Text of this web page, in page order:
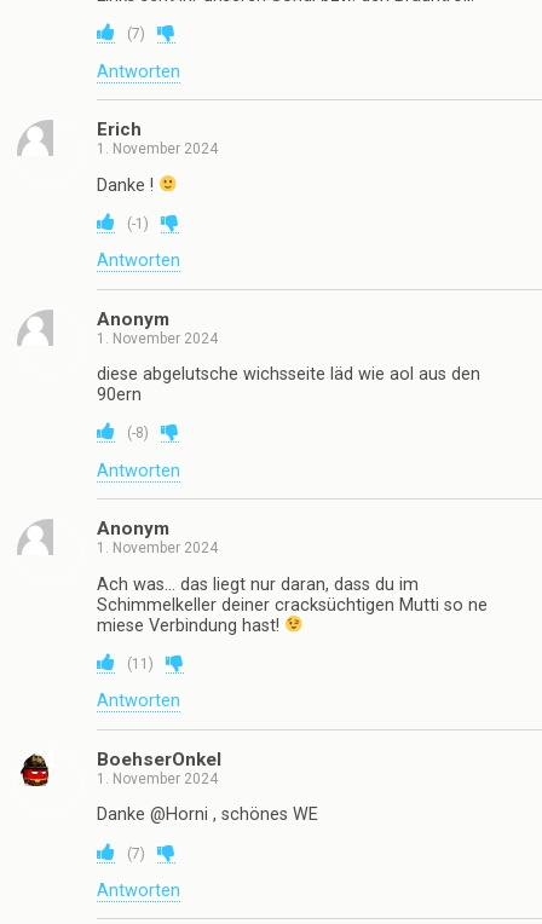
Wünscht allen einen schönen Feiertag, die den Freitag
frei haben.
Grüße an die Reformationsfeiertagler.
haha, liebe Hessen.
(5
Anonym
#72:
(7)
Antworten
Erich
Danke !
(-1)
Anonym
diese abgelutsche wichsseite läd wie aol aus den
90ern
(-8)
Antworten
Anonym
1. November 2024
Ach was… das liegt nur daran, dass du im
Schimmelkeller deiner cracksüchtigen Mutti so ne